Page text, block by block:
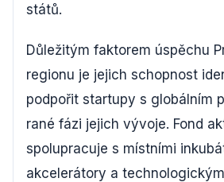
států.
Důležitým faktorem úspěchu
regionu je jejich schopnost
podpořit startupy s globálním
rané fázi jejich vývoje. Fond
spolupracuje s místními
akcelerátory a